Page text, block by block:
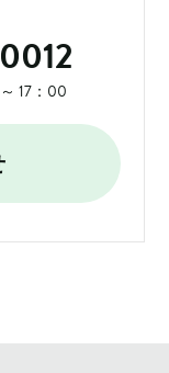
17：00